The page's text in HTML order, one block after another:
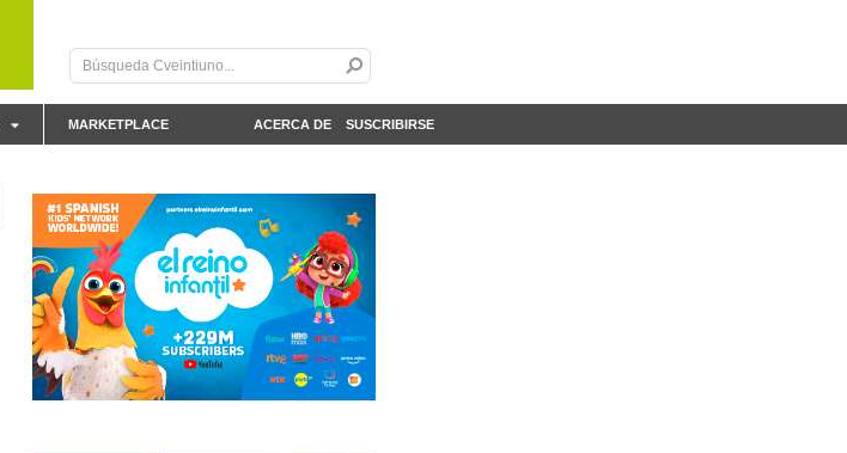
ACERCA DE
MARKETPLACE SUSCRIBIRSE